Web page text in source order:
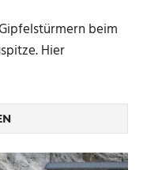
beim
Hier